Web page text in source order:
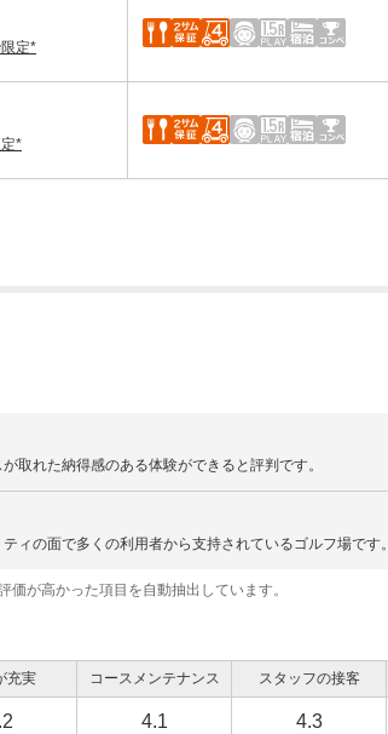
定*
*
取れた納得感のある体験ができると評判です。
ィの面で多くの利用者から支持されているゴルフ場です。
が高かった項目を自動抽出しています。
充実 コースメンテナンス スタッフの接客
4.1 4.3